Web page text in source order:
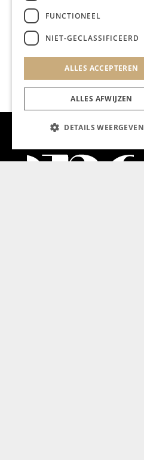
FUNCTIONEEL
NIET-GECLASSIFICEERD
ALLES ACCEPTEREN
ALLES AFWIJZEN
DETAILS WEERGEVEN